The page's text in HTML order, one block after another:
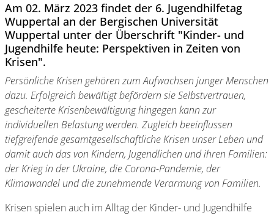
Am 02. März 2023 findet der 6. Jugendhilfetag
Wuppertal an der Bergischen Universität
Wuppertal unter der Überschrift "Kinder- und
Jugendhilfe heute: Perspektiven in Zeiten von
Krisen".
Persönliche Krisen gehören zum Aufwachsen junger Menschen
dazu. Erfolgreich bewältigt befördern sie Selbstvertrauen,
gescheiterte Krisenbewältigung hingegen kann zur
individuellen Belastung werden. Zugleich beeinflussen
tiefgreifende gesamtgesellschaftliche Krisen unser Leben und
damit auch das von Kindern, Jugendlichen und ihren Familien:
der Krieg in der Ukraine, die Corona-Pandemie, der
Klimawandel und die zunehmende Verarmung von Familien.
Krisen spielen auch im Alltag der Kinder- und Jugendhilfe